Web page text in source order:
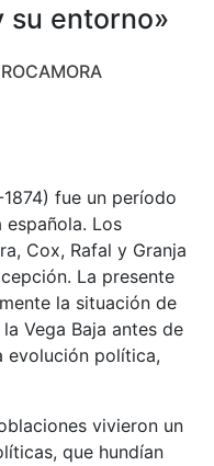
su entorno»
fue un período
Los
Cox, Rafal y Granja
La presente
la situación de
Vega Baja antes de
evolución política,
vivieron un
que hundían